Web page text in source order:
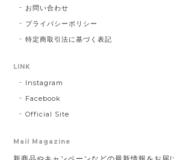
お問い合わせ
プライバシーポリシー
特定商取引法に基づく表記
LINK
Instagram
Facebook
Official Site
Mail Magazine